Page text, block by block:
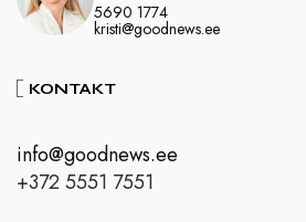
5690 1774
kristi@goodnews.ee
KONTAKT
info@goodnews.ee
+372 5551 7551